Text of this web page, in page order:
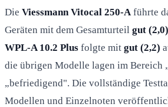
Die Viessmann Vitocal 250-A führte
Geräten mit dem Gesamturteil gut (2,0)
WPL-A 10.2 Plus folgte mit gut (2,2)
die übrigen Modelle lagen im Bereich
„befriedigend". Die vollständige
Modellen und Einzelnoten